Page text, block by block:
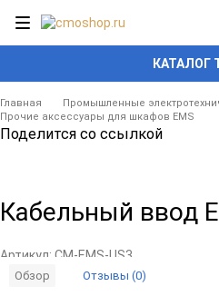
КАТАЛОГ
Главная
Промышленные
Прочие аксессуары для шкафов EMS
Поделится со ссылкой
Кабельный ввод
Артикул: CM-EMS-US3
Обзор Отзывы (0)